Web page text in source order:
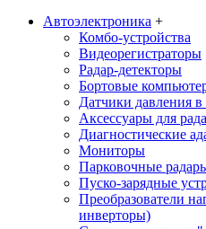
Автоэлектроника +
Комбо-устройства
Видеорегистраторы
Радар-детекторы
Бортовые
Датчики давления
Аксессуары для
Диагностические
Мониторы
Парковочные
Пуско-зарядные
Преобразователи
инверторы)